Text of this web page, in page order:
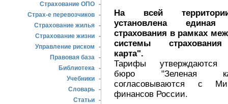
Страхование ОПО -
Страх-е перевозчиков -
Страхование жилья -
Страхование жизни -
Управление риском
-
Правовая база -
Библиотека -
Учебники -
Словарь -
Статьи -
На всей
установлена единая
страхования в рамках
системы
карта".
Тарифы утверждаются
бюро "Зеленая
согласовываются с
финансов России.